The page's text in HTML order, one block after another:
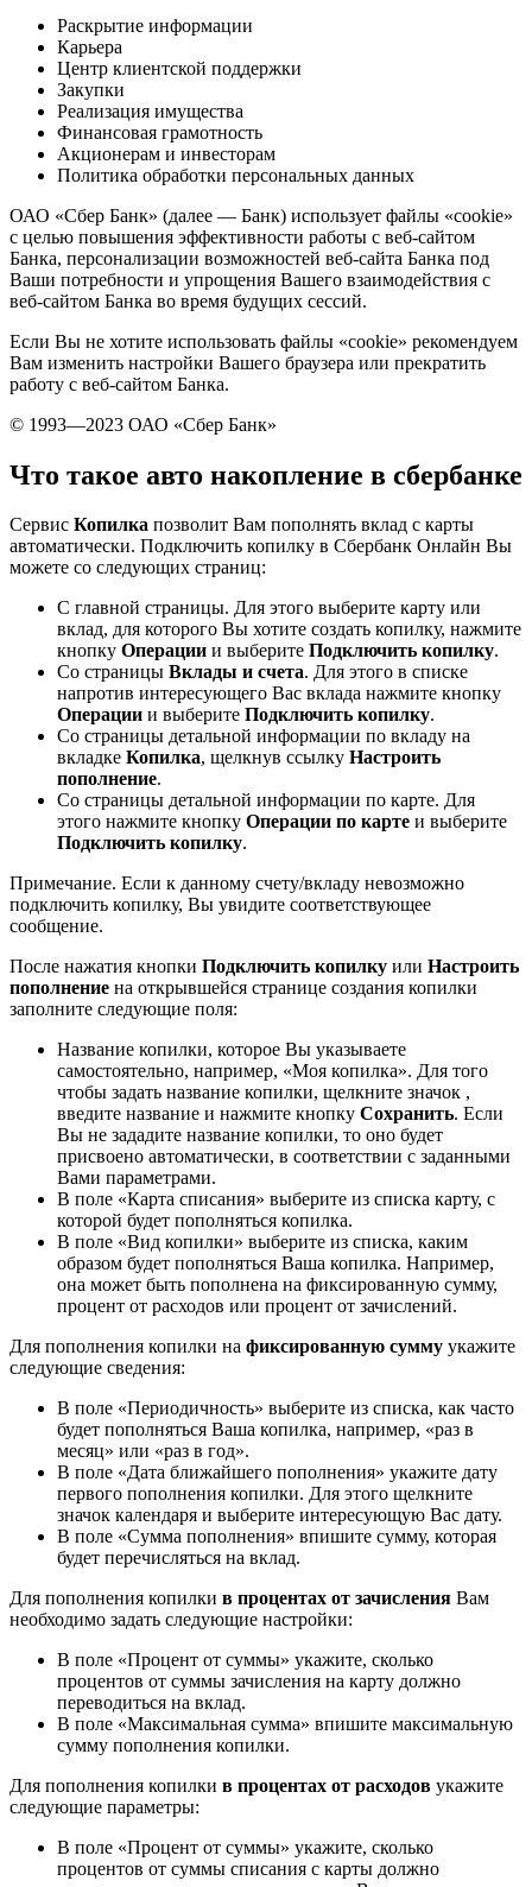
Раскрытие информации
Карьера
Центр клиентской поддержки
Закупки
Реализация имущества
Финансовая грамотность
Акционерам и инвесторам
Политика обработки персональных данных
ОАО «Сбер Банк» (далее — Банк) использует файлы «cookie»
с целью повышения эффективности работы с веб-сайтом
Банка, персонализации возможностей веб-сайта Банка под
Ваши потребности и упрощения Вашего взаимодействия с
веб-сайтом Банка во время будущих сессий.
Если Вы не хотите использовать файлы «cookie» рекомендуем
Вам изменить настройки Вашего браузера или прекратить
работу с веб-сайтом Банка.
© 1993—2023 ОАО «Сбер Банк»
Что такое авто накопление в сбербанке
Сервис Копилка позволит Вам пополнять вклад с карты
автоматически. Подключить копилку в Сбербанк Онлайн Вы
можете со следующих страниц:
C главной страницы. Для этого выберите карту или
вклад, для которого Вы хотите создать копилку, нажмите
кнопку Операции и выберите Подключить копилку.
Со страницы Вклады и счета. Для этого в списке
напротив интересующего Вас вклада нажмите кнопку
Операции и выберите Подключить копилку.
Со страницы детальной информации по вкладу на
вкладке Копилка, щелкнув ссылку Настроить
пополнение.
Со страницы детальной информации по карте. Для
этого нажмите кнопку Операции по карте и выберите
Подключить копилку.
Примечание. Если к данному счету/вкладу невозможно
подключить копилку, Вы увидите соответствующее
сообщение.
После нажатия кнопки Подключить копилку или Настроить
пополнение на открывшейся странице создания копилки
заполните следующие поля:
Название копилки, которое Вы указываете
самостоятельно, например, «Моя копилка». Для того
чтобы задать название копилки, щелкните значок ,
введите название и нажмите кнопку Сохранить. Если
Вы не зададите название копилки, то оно будет
присвоено автоматически, в соответствии с заданными
Вами параметрами.
В поле «Карта списания» выберите из списка карту, с
которой будет пополняться копилка.
В поле «Вид копилки» выберите из списка, каким
образом будет пополняться Ваша копилка. Например,
она может быть пополнена на фиксированную сумму,
процент от расходов или процент от зачислений.
Для пополнения копилки на фиксированную сумму укажите
следующие сведения:
В поле «Периодичность» выберите из списка, как часто
будет пополняться Ваша копилка, например, «раз в
месяц» или «раз в год».
В поле «Дата ближайшего пополнения» укажите дату
первого пополнения копилки. Для этого щелкните
значок календаря и выберите интересующую Вас дату.
В поле «Сумма пополнения» впишите сумму, которая
будет перечисляться на вклад.
Для пополнения копилки в процентах от зачисления Вам
необходимо задать следующие настройки:
В поле «Процент от суммы» укажите, сколько
процентов от суммы зачисления на карту должно
переводиться на вклад.
В поле «Максимальная сумма» впишите максимальную
сумму пополнения копилки.
Для пополнения копилки в процентах от расходов укажите
следующие параметры:
В поле «Процент от суммы» укажите, сколько
процентов от суммы списания с карты должно